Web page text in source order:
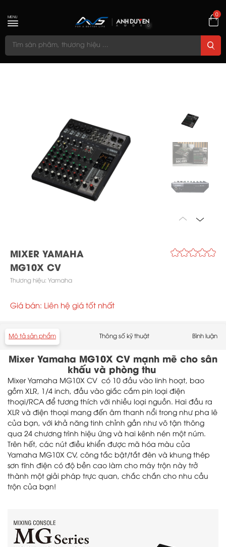
0
MENU
MIXER YAMAHA
MG10X CV
Thương hiệu: Yamaha
Giá bán: Liên hệ giá tốt nhất
Mô tả sản phẩm Thông số kỹ thuật Bình luận
Mixer Yamaha MG10X CV mạnh mẽ cho sân
khấu và phòng thu
Mixer Yamaha MG10X CV có 10 đầu vào linh hoạt, bao
gồm XLR, 1/4 inch, đầu vào giắc cắm pin loại điện
thoại/RCA để tương thích với nhiều loại nguồn. Hai đầu ra
XLR và điện thoại mang đến âm thanh nổi trong như pha lê
của bạn, với khả năng tinh chỉnh gần như vô tận thông
qua 24 chương trình hiệu ứng và hai kênh nén một núm.
Trên hết, các nút điều khiển được mã hóa màu của
Yamaha MG10X CV, công tắc bật/tắt đèn và khung thép
sơn tĩnh điện có độ bền cao làm cho máy trộn này trở
thành một giải pháp trực quan, chắc chắn cho nhu cầu
trộn của bạn!